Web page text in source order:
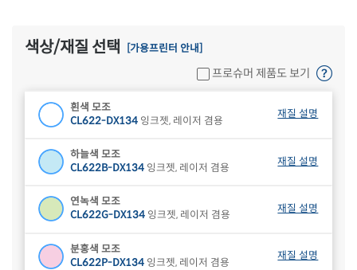
색상/재질 선택 [가용프린터 안내]
프로슈머 제품도 보기
흰색 모조
CL622-DX134 잉크젯, 레이저 겸용
재질 설명
하늘색 모조
CL622B-DX134 잉크젯, 레이저 겸용
재질 설명
연녹색 모조
CL622G-DX134 잉크젯, 레이저 겸용
재질 설명
분홍색 모조
CL622P-DX134 잉크젯, 레이저 겸용
재질 설명